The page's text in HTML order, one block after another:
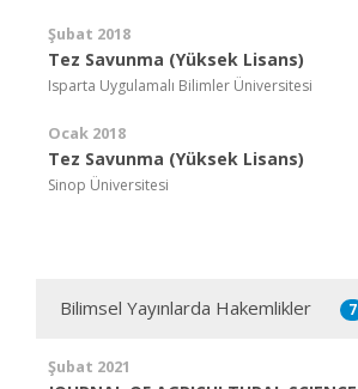
Şubat 2018
Tez Savunma (Yüksek Lisans)
Isparta Uygulamalı Bilimler Üniversitesi
Ocak 2018
Tez Savunma (Yüksek Lisans)
Sinop Üniversitesi
Bilimsel Yayınlarda Hakemlikler 7
Şubat 2021